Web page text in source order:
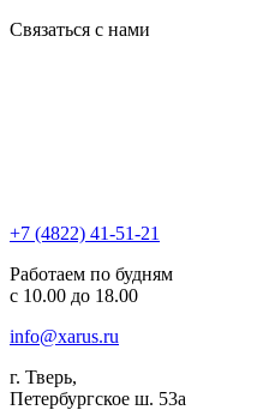
Связаться с нами
+7 (4822) 41-51-21
Работаем по будням
с 10.00 до 18.00
info@xarus.ru
г. Тверь,
Петербургское ш. 53а